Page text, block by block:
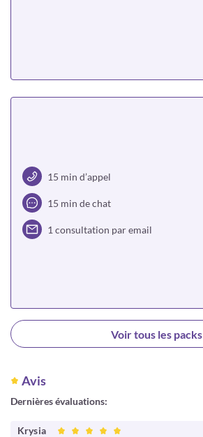
15 min d’appel
15 min de chat
1 consultation par email
Voir tous les packs
Avis
Dernières évaluations:
Krysia